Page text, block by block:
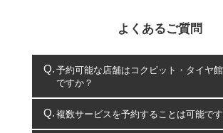
よくあるご質問
予約可能な店舗はコクピット・タイヤ
ですか？
コクピット・タイヤ館のみとなります。
複数サービスを予約することは可能です